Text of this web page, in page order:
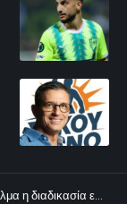
επίλυσης του Κυπριακού